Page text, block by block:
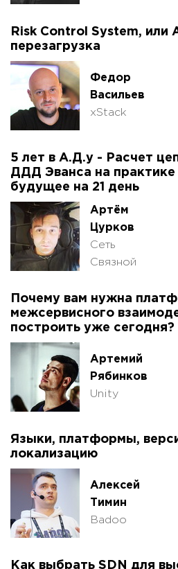
Risk Control System, или
перезагрузка
Федор
Васильев
xStack
5 лет в А.Д.у - Расчет
ДДД Эванса на практике
будущее на 21 день
Артём
Цурков
Сеть
Связной
Почему вам нужна
межсервисного
построить уже сегодня?
Артемий
Рябинков
Unity
Языки, платформы,
локализацию
Алексей
Тимин
Badoo
Как выбрать SDN для